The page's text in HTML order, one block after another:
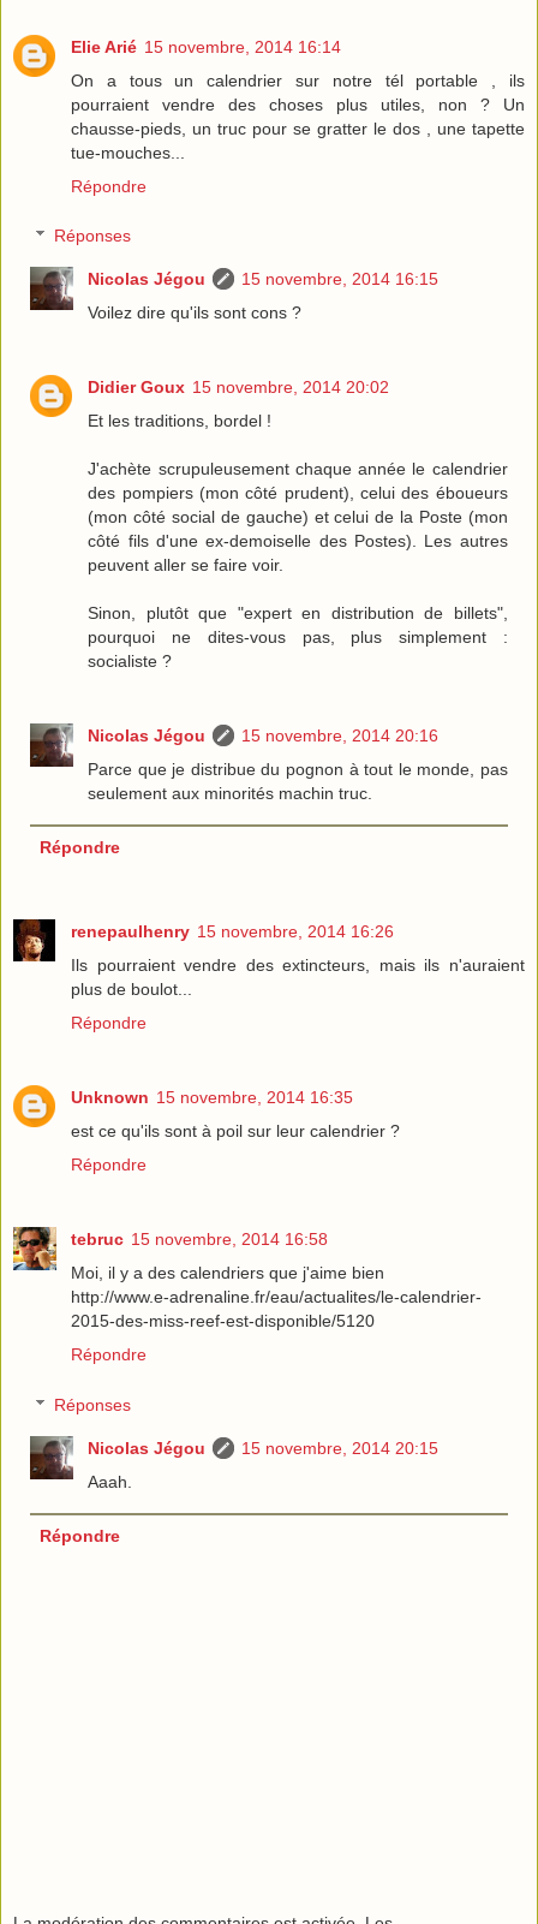
Elie Arié 15 novembre, 2014 16:14
On a tous un calendrier sur notre tél portable , ils
pourraient vendre des choses plus utiles, non ? Un
chausse-pieds, un truc pour se gratter le dos , une tapette
tue-mouches...
Répondre
Réponses
Nicolas Jégou
15 novembre, 2014 16:15
Voilez dire qu'ils sont cons ?
Didier Goux 15 novembre, 2014 20:02
Et les traditions, bordel !
J'achète scrupuleusement chaque année le calendrier
des pompiers (mon côté prudent), celui des éboueurs
(mon côté social de gauche) et celui de la Poste (mon
côté fils d'une ex-demoiselle des Postes). Les autres
peuvent aller se faire voir.
Sinon, plutôt que "expert en distribution de billets",
pourquoi ne dites-vous pas, plus simplement :
socialiste ?
Nicolas Jégou
15 novembre, 2014 20:16
Parce que je distribue du pognon à tout le monde, pas
seulement aux minorités machin truc.
Répondre
renepaulhenry 15 novembre, 2014 16:26
Ils pourraient vendre des extincteurs, mais ils n'auraient
plus de boulot...
Répondre
Unknown 15 novembre, 2014 16:35
est ce qu'ils sont à poil sur leur calendrier ?
Répondre
tebruc 15 novembre, 2014 16:58
Moi, il y a des calendriers que j'aime bien
http://www.e-adrenaline.fr/eau/actualites/le-calendrier-
2015-des-miss-reef-est-disponible/5120
Répondre
Réponses
Nicolas Jégou
15 novembre, 2014 20:15
Aaah.
Répondre